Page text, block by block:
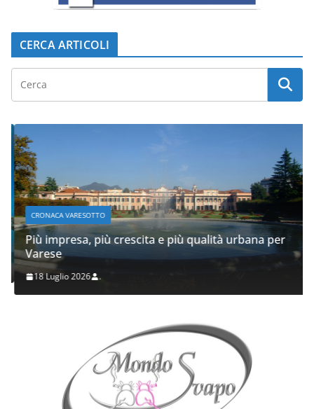
CERCA ARTICOLI
CRONACA VARESOTTO
Più impresa, più crescita e più qualità urbana per
Varese
18 Luglio 2026 .